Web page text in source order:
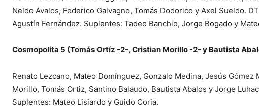
Neldo Avalos, Federico Galvagno, Tomás Dodorico y Axel Sueldo.
Agustín Fernández. Suplentes: Tadeo Banchio, Jorge Bogado y
Cosmopolita 5 (Tomás Ortíz -2-, Cristian Morillo -2- y Bautista
Renato Lezcano, Mateo Domínguez, Gonzalo Medina, Jesús
Morillo, Tomás Ortiz, Santino Balaudo, Bautista Abalos y Jorge
Suplentes: Mateo Lisiardo y Guido Coria.